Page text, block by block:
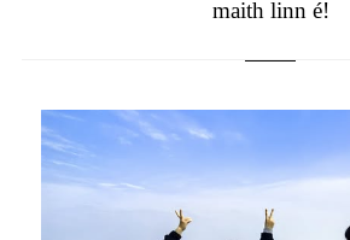
maith linn é!